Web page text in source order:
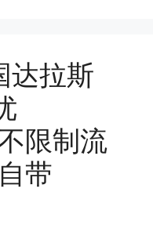
达拉斯
限制流
带